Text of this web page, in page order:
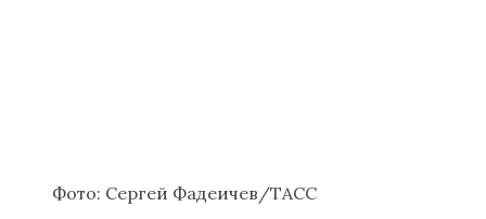
Фото: Сергей Фадеичев/ТАСС